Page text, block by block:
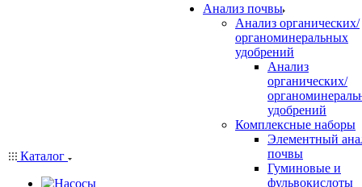
Каталог
Анализ почвы
Анализ органических/
органоминеральных
удобрений
Анализ
органических/
удобрений
Комплексные наборы
Элементный
почвы
Гуминовые и
фульвокислоты